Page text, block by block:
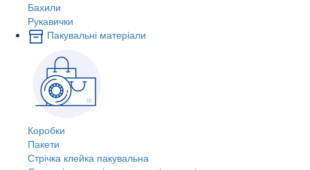
Бахили
Рукавички
Пакувальні матеріали
Коробки
Пакети
Стрічка клейка пакувальна